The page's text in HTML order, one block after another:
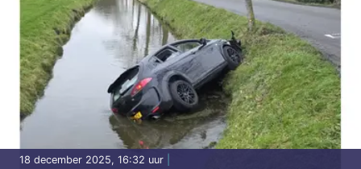
18 december 2025, 16:32 uur